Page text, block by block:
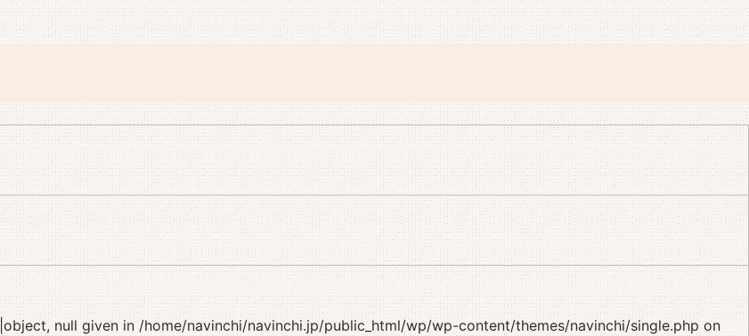
null given in/home/navinchi/navinchi.jp/public_html/wp/wp-content/themes/navinchi/single.php on